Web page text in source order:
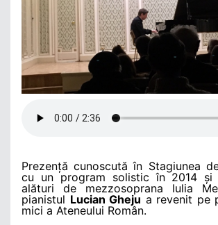
Prezență cunoscută în Stagiunea
cu un program solistic în 2014 și
alături de mezzosoprana Iulia
pianistul Lucian Gheju a revenit pe
mici a Ateneului Român.